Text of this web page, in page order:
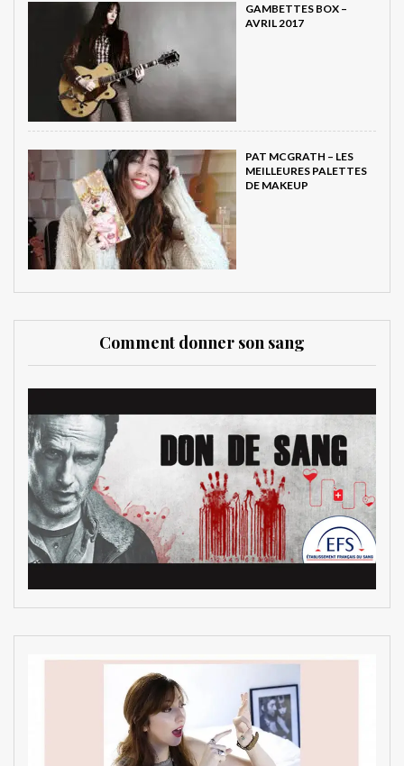
GAMBETTES BOX –
AVRIL 2017
PAT MCGRATH – LES
MEILLEURES PALETTES
DE MAKEUP
Comment donner son sang